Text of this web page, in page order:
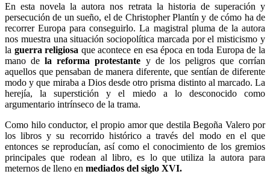
En esta novela la autora nos retrata la historia de superación y
persecución de un sueño, el de Christopher Plantín y de cómo ha de
recorrer Europa para conseguirlo. La magistral pluma de la autora
nos muestra una situación sociopolítica marcada por el misticismo y
la guerra religiosa que acontece en esa época en toda Europa de la
mano dela reforma protestante y de los peligros que corrían
aquellos que pensaban de manera diferente, que sentían de diferente
modo y que miraba a Dios desde otro prisma distinto al marcado. La
herejía, la superstición y el miedo a lo desconocido como
argumentario intrínseco de la trama.
Como hilo conductor, el propio amor que destila Begoña Valero por
los libros y su recorrido histórico a través del modo en el que
entonces se reproducían, así como el conocimiento de los gremios
principales que rodean al libro, es lo que utiliza la autora para
meternos de lleno en mediados del siglo XVI.